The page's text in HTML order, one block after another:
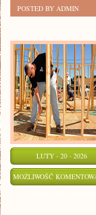
POSTED BY ADMIN
LUTY - 20 - 2026
MOŻLIWOŚĆ